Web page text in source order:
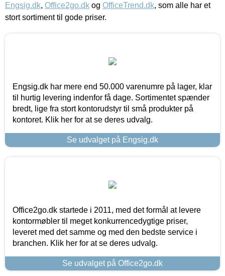
Engsig.dk, Office2go.dk og OfficeTrend.dk, som alle har et
stort sortiment til gode priser.
Engsig.dk har mere end 50.000 varenumre på lager, klar
til hurtig levering indenfor få dage. Sortimentet spænder
bredt, lige fra stort kontorudstyr til små produkter på
kontoret. Klik her for at se deres udvalg.
Se udvalget på Engsig.dk
Office2go.dk startede i 2011, med det formål at levere
kontormøbler til meget konkurrencedygtige priser,
leveret med det samme og med den bedste service i
branchen. Klik her for at se deres udvalg.
Se udvalget på Office2go.dk